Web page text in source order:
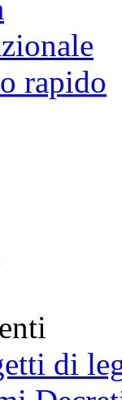
rapido
di